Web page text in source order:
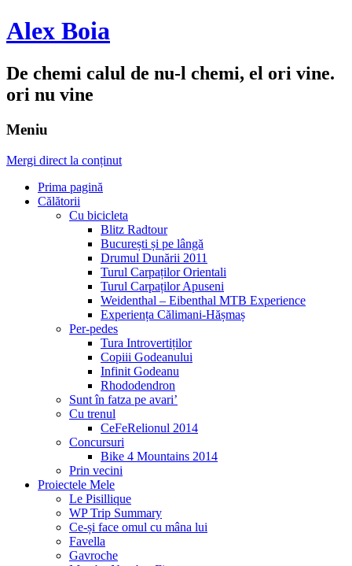
Alex Boia
De chemi calul de nu-l chemi, el ori vine.
ori nu vine
Meniu
Mergi direct la conținut
Prima pagină
Călătorii
Cu bicicleta
Blitz Radtour
București și pe lângă
Drumul Dunării 2011
Turul Carpaților Orientali
Turul Carpaților Apuseni
Weidenthal – Eibenthal MTB Experience
Experiența Călimani-Hășmaș
Per-pedes
Tura Introvertiților
Copiii Godeanului
Infinit Godeanu
Rhododendron
Sunt în fatza pe avari’
Cu trenul
CeFeRelionul 2014
Concursuri
Bike 4 Mountains 2014
Prin vecini
Proiectele Mele
Le Pisillique
WP Trip Summary
Ce-și face omul cu mâna lui
Favella
Gavroche